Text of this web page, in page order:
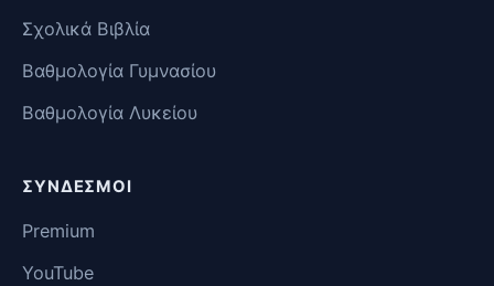
Σχολικά Βιβλία
Βαθμολογία Γυμνασίου
Βαθμολογία Λυκείου
ΣΎΝΔΕΣΜΟΙ
Premium
YouTube